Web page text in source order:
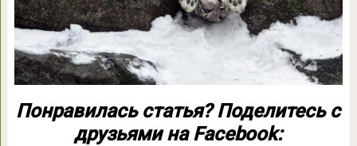
Понравилась статья? Поделитесь с
друзьями на Facebook: